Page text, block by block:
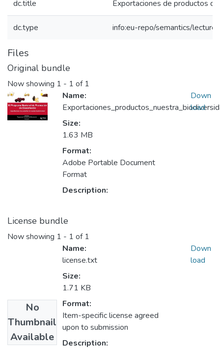
dc.title Exportaciones de productos
dc.type info:eu-repo/semantics/lecture
Files
Original bundle
Now showing 1 - 1 of 1
Name:
Size:
1.63 MB
Format:
Adobe Portable Document
Format
Description:
Down
load
License bundle
Now showing 1 - 1 of 1
No
Thumbnail
Available
Name:
license.txt
Size:
1.71 KB
Format:
Item-specific license agreed
upon to submission
Description:
Down
load